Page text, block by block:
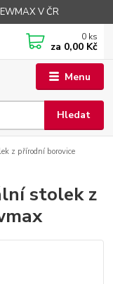
V ČR
Menu
Hledat
0 ks
za 0,00 Kč
z přírodní borovice
stolek z